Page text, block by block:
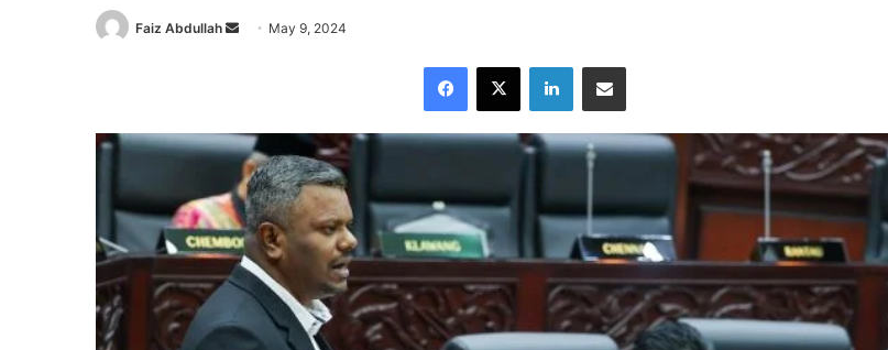
Faiz Abdullah
a
n
e
m
a
i
l
May 9, 2024